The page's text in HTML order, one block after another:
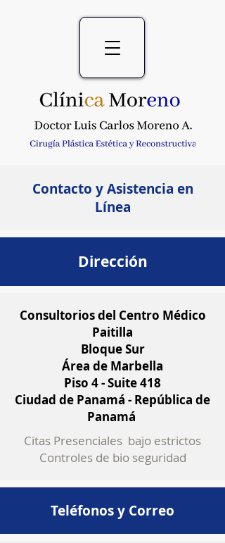
Contacto y Asistencia en
Línea
Dirección
Consultorios del Centro Médico
Paitilla
Bloque Sur
Área de Marbella
Piso 4 - Suite 418
Ciudad de Panamá - República de
Panamá
Citas Presenciales bajo estrictos
Controles de bio seguridad
Teléfonos y Correo